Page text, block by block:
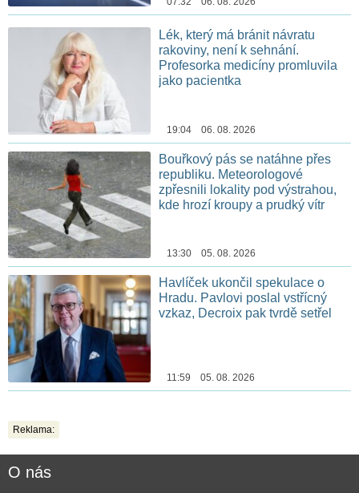
Lék, který má bránit návratu
rakoviny, není k sehnání.
Profesorka medicíny promluvila
jako pacientka
19:04 06. 08. 2026
Bouřkový pás se natáhne přes
republiku. Meteorologové
zpřesnili lokality pod výstrahou,
kde hrozí kroupy a prudký vítr
13:30 05. 08. 2026
Havlíček ukončil spekulace o
Hradu. Pavlovi poslal vstřícný
vzkaz, Decroix pak tvrdě setřel
11:59 05. 08. 2026
Reklama:
O nás